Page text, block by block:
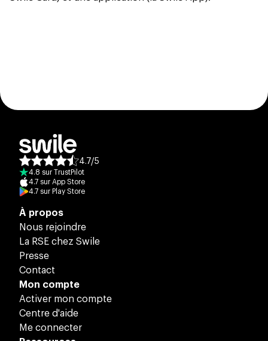
Note moyenne des avis :
4.7/5
4.8 sur TrustPilot
4.7 sur App Store
4.7 sur Play Store
À propos
Nous rejoindre
La RSE chez Swile
Presse
Contact
Mon compte
Activer mon compte
Centre d'aide
Me connecter